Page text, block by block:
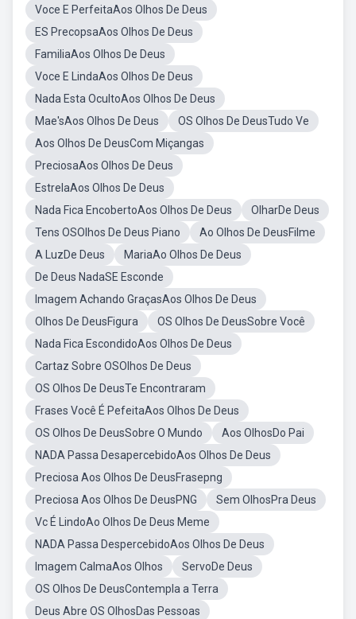
Voce E PerfeitaAos Olhos De Deus
ES PrecopsaAos Olhos De Deus
FamiliaAos Olhos De Deus
Voce E LindaAos Olhos De Deus
Nada Esta OcultoAos Olhos De Deus
Mae'sAos Olhos De Deus
OS Olhos De DeusTudo Ve
Aos Olhos De DeusCom Miçangas
PreciosaAos Olhos De Deus
EstrelaAos Olhos De Deus
Nada Fica EncobertoAos Olhos De Deus
OlharDe Deus
Tens OSOlhos De Deus Piano
Ao Olhos De DeusFilme
A LuzDe Deus
MariaAo Olhos De Deus
De Deus NadaSE Esconde
Imagem Achando GraçasAos Olhos De Deus
Olhos De DeusFigura
OS Olhos De DeusSobre Você
Nada Fica EscondidoAos Olhos De Deus
Cartaz Sobre OSOlhos De Deus
OS Olhos De DeusTe Encontraram
Frases Você É PefeitaAos Olhos De Deus
OS Olhos De DeusSobre O Mundo
Aos OlhosDo Pai
NADA Passa DesapercebidoAos Olhos De Deus
Preciosa Aos Olhos De DeusFrasepng
Preciosa Aos Olhos De DeusPNG
Sem OlhosPra Deus
Vc É LindoAo Olhos De Deus Meme
NADA Passa DespercebidoAos Olhos De Deus
Imagem CalmaAos Olhos
ServoDe Deus
OS Olhos De DeusContempla a Terra
Deus Abre OS OlhosDas Pessoas